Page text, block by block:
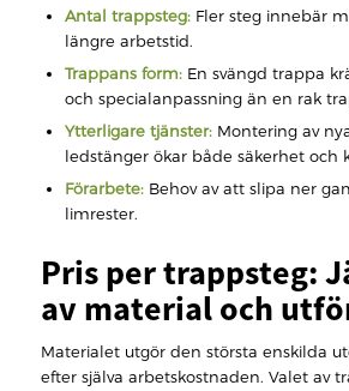
Antal trappsteg:Fler steg innebär
längre arbetstid.
Trappans form:En svängd trappa
och specialanpassning än en rak
Ytterligare tjänster:Montering av
ledstänger ökar både säkerhet och
Förarbete:Behov av att slipa ner
limrester.
Pris per trappsteg:
av material och
Materialet utgör den största enskilda
efter själva arbetskostnaden. Valet av